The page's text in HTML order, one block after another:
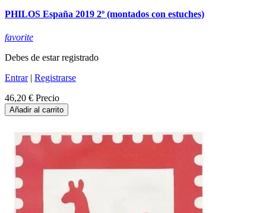
PHILOS España 2019 2º (montados con estuches)
favorite
Debes de estar registrado
Entrar| Registrarse
46,20 € Precio
Añadir al carrito